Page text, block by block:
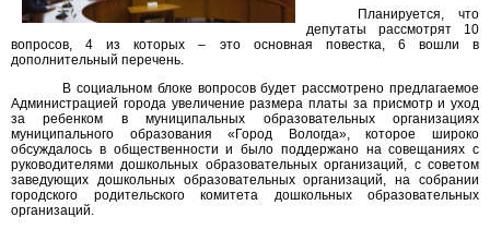
Планируется, что
депутаты рассмотрят 10
вопросов, 4 из которых – это основная повестка, 6 вошли в
дополнительный перечень.
В социальном блоке вопросов будет рассмотрено предлагаемое
Администрацией города увеличение размера платы за присмотр и уход
за ребенком в муниципальных образовательных организациях
муниципального образования «Город Вологда», которое широко
обсуждалось в общественности и было поддержано на совещаниях с
руководителями дошкольных образовательных организаций, с советом
заведующих дошкольных образовательных организаций, на собрании
городского родительского комитета дошкольных образовательных
организаций.